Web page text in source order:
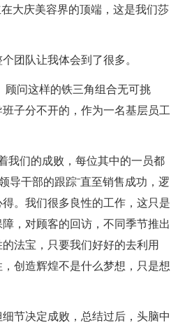
大庆美容界的顶端，这是我们莎
团队让我体会到了很多。
问这样的铁三角组合无可挑
子分不开的，作为一名基层员工
们的成败，每位其中的一员都
导干部的跟踪ˉ直至销售成功，逻
。我们很多良性的工作，这只是
，对顾客的回访，不同季节推出
法宝，只要我们好好的去利用
创造辉煌不是什么梦想，只是想
节决定成败，总结过后，头脑中